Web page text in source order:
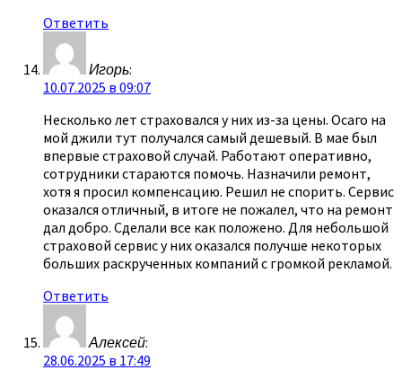
Ответить
Игорь:
10.07.2025 в 09:07
Несколько лет страховался у них из-за цены. Осаго на
мой джили тут получался самый дешевый. В мае был
впервые страховой случай. Работают оперативно,
сотрудники стараются помочь. Назначили ремонт,
хотя я просил компенсацию. Решил не спорить. Сервис
оказался отличный, в итоге не пожалел, что на ремонт
дал добро. Сделали все как положено. Для небольшой
страховой сервис у них оказался получше некоторых
больших раскрученных компаний с громкой рекламой.
Ответить
Алексей:
28.06.2025 в 17:49